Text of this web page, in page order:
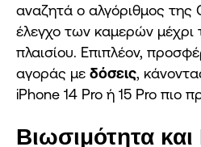
αναζητά ο αλγόριθμος της
έλεγχο των καμερών μέχρι
πλαισίου. Επιπλέον,
αγοράς με δόσεις,
iPhone 14 Pro ή 15 Pro πιο
Βιωσιμότητα